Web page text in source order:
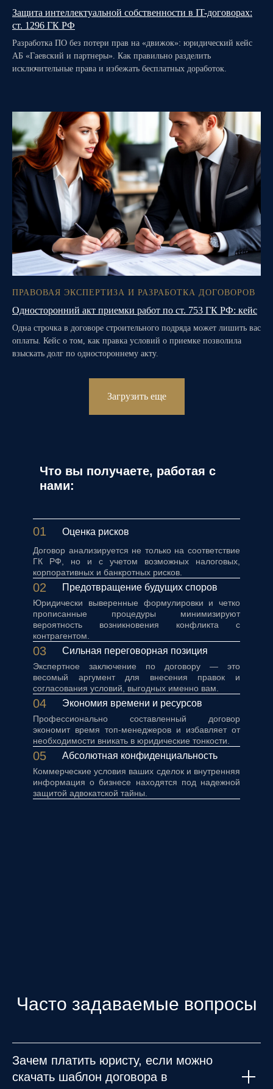
Защита интеллектуальной собственности в IT-договорах:
ст. 1296 ГК РФ
Разработка ПО без потери прав на «движок»: юридический кейс
АБ «Гаевский и партнеры». Как правильно разделить
исключительные права и избежать бесплатных доработок.
ПРАВОВАЯ ЭКСПЕРТИЗА И РАЗРАБОТКА ДОГОВОРОВ
Односторонний акт приемки работ по ст. 753 ГК РФ: кейс
Одна строчка в договоре строительного подряда может лишить вас
оплаты. Кейс о том, как правка условий о приемке позволила
взыскать долг по одностороннему акту.
Загрузить еще
Что вы получаете, работая с
нами:
01 Оценка рисков
Договор анализируется не только на соответствие
ГК РФ, но и с учетом возможных налоговых,
корпоративных и банкротных рисков.
02 Предотвращение будущих споров
Юридически выверенные формулировки и четко
прописанные процедуры минимизируют
вероятность возникновения конфликта с
контрагентом.
03 Сильная переговорная позиция
Экспертное заключение по договору — это
весомый аргумент для внесения правок и
согласования условий, выгодных именно вам.
04 Экономия времени и ресурсов
Профессионально составленный договор
экономит время топ-менеджеров и избавляет от
необходимости вникать в юридические тонкости.
05 Абсолютная конфиденциальность
Коммерческие условия ваших сделок и внутренняя
информация о бизнесе находятся под надежной
защитой адвокатской тайны.
Часто задаваемые вопросы
Зачем платить юристу, если можно
скачать шаблон договора в